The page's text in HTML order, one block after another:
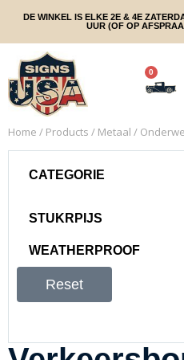
DE WINKEL IS ELKE 2E & 4E
UUR (OF OP
0
Home / Products / Metaal /
CATEGORIE
STUKRPIJS
WEATHERPROOF
Reset